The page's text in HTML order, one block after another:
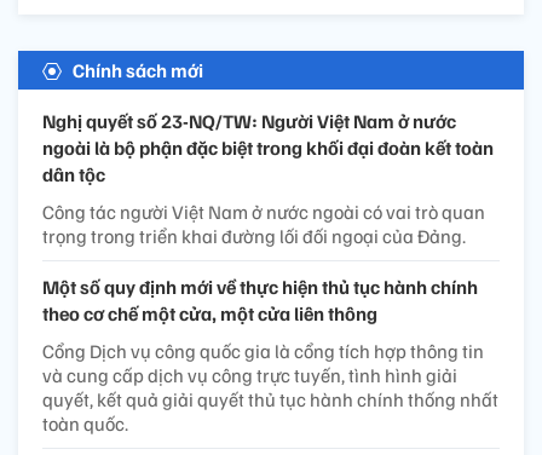
Chính sách mới
Nghị quyết số 23-NQ/TW: Người Việt Nam ở nước
ngoài là bộ phận đặc biệt trong khối đại đoàn kết toàn
dân tộc
Công tác người Việt Nam ở nước ngoài có vai trò quan
trọng trong triển khai đường lối đối ngoại của Đảng.
Một số quy định mới về thực hiện thủ tục hành chính
theo cơ chế một cửa, một cửa liên thông
Cổng Dịch vụ công quốc gia là cổng tích hợp thông tin
và cung cấp dịch vụ công trực tuyến, tình hình giải
quyết, kết quả giải quyết thủ tục hành chính thống nhất
toàn quốc.